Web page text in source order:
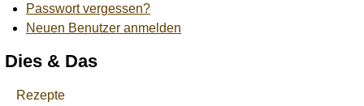
Passwort vergessen?
Neuen Benutzer anmelden
Dies & Das
Rezepte